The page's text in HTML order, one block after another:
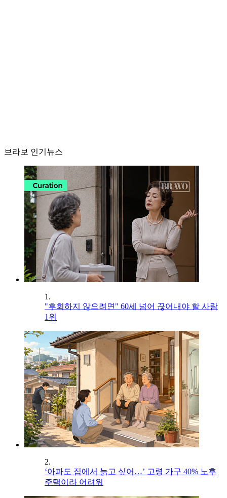
브라보 인기뉴스
1.
"후회하지 않으려면" 60세 넘어 끊어내야 할 사람
1위
2.
‘아파도 집에서 늙고 싶어…’ 고령 가구 40% 노후
주택이라 어려워